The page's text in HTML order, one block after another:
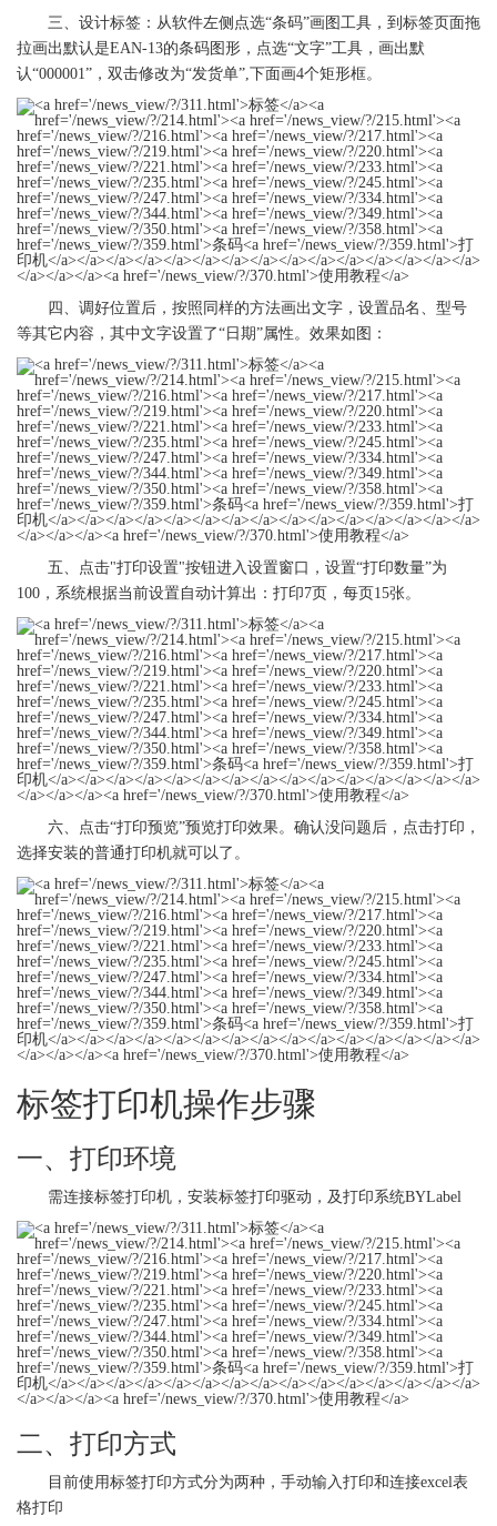
三、设计标签 ：从软件左侧点选“条码”画图工具，到 标签页面拖
拉画出默认是EAN-13的条码图形，点选“文字”工具，画出默
认“000001”，双击修改为“发货单”,下面画4个矩形框。
四、调好位置后，按照同样的方法画出文字，设置品名、型号
等其它内容，其中文字设置了“日期”属性。效果如图：
五、点击"打印设置"按钮进入设置窗口，设置“打印数量”为
100，系统根据当前设置自动计算出：打印7页，每页15张。
六、点击“打印预览”预览打印效果。确认没问题后，点击打印，
选择安装的普通打印机就可以了。
标签打印机操作步骤
一、打印环境
需连接标签打印机，安装标签打印驱动，及打印系统BYLabel
二、打印方式
目前使用标签打印方式分为两种，手动输入打印和连接excel表
格打印